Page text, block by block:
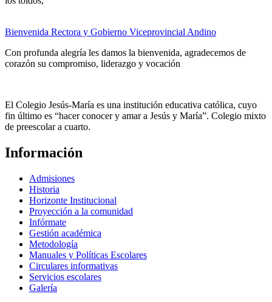
Bienvenida Rectora y Gobierno Viceprovincial Andino
Con profunda alegría les damos la bienvenida, agradecemos de
corazón su compromiso, liderazgo y vocación
El Colegio Jesús-María es una institución educativa católica, cuyo
fin último es “hacer conocer y amar a Jesús y María”. Colegio mixto
de preescolar a cuarto.
Información
Admisiones
Historia
Horizonte Institucional
Proyección a la comunidad
Infórmate
Gestión académica
Metodología
Manuales y Políticas Escolares
Circulares informativas
Servicios escolares
Galería